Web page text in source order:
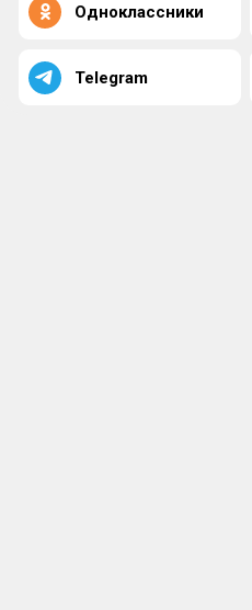
Одноклассники
Telegram